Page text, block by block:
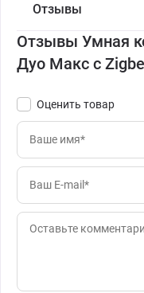
Отзывы
Отзывы Умная
Дуо Макс с
Оценить товар